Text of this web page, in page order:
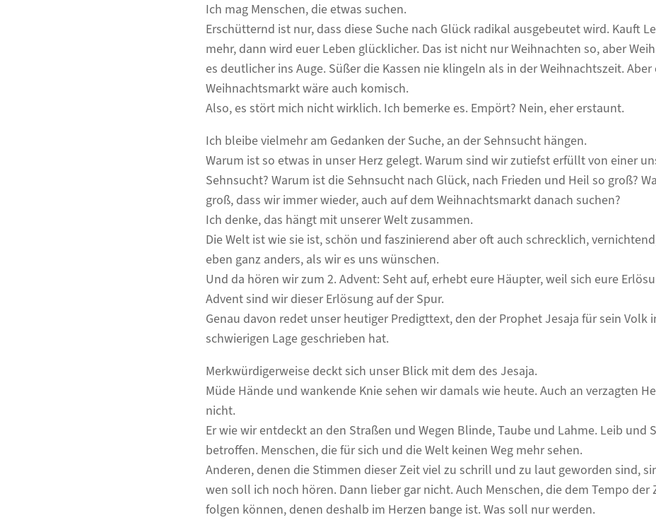
Ich mag Menschen, die etwas suchen.
Erschütternd ist nur, dass diese Suche nach Glück radikal ausgebeutet wird. Kauft
mehr, dann wird euer Leben glücklicher. Das ist nicht nur Weihnachten so, aber
es deutlicher ins Auge. Süßer die Kassen nie klingeln als in der Weihnachtszeit.
Weihnachtsmarkt wäre auch komisch.
Also, es stört mich nicht wirklich. Ich bemerke es. Empört? Nein, eher erstaunt.
Ich bleibe vielmehr am Gedanken der Suche, an der Sehnsucht hängen.
Warum ist so etwas in unser Herz gelegt. Warum sind wir zutiefst erfüllt von einer
Sehnsucht? Warum ist die Sehnsucht nach Glück, nach Frieden und Heil so groß?
groß, dass wir immer wieder, auch auf dem Weihnachtsmarkt danach suchen?
Ich denke, das hängt mit unserer Welt zusammen.
Die Welt ist wie sie ist, schön und faszinierend aber oft auch schrecklich,
eben ganz anders, als wir es uns wünschen.
Und da hören wir zum 2. Advent: Seht auf, erhebt eure Häupter, weil sich eure
Advent sind wir dieser Erlösung auf der Spur.
Genau davon redet unser heutiger Predigttext, den der Prophet Jesaja für sein Volk
schwierigen Lage geschrieben hat.
Merkwürdigerweise deckt sich unser Blick mit dem des Jesaja.
Müde Hände und wankende Knie sehen wir damals wie heute. Auch an verzagten
nicht.
Er wie wir entdeckt an den Straßen und Wegen Blinde, Taube und Lahme. Leib und
betroffen. Menschen, die für sich und die Welt keinen Weg mehr sehen.
Anderen, denen die Stimmen dieser Zeit viel zu schrill und zu laut geworden sind,
wen soll ich noch hören. Dann lieber gar nicht. Auch Menschen, die dem Tempo der
folgen können, denen deshalb im Herzen bange ist. Was soll nur werden.